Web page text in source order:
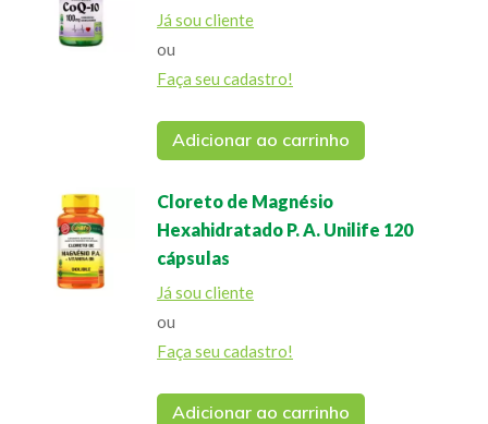
Já sou cliente
ou
Faça seu cadastro!
Adicionar ao carrinho
Cloreto de Magnésio
Hexahidratado P. A. Unilife 120
cápsulas
Já sou cliente
ou
Faça seu cadastro!
Adicionar ao carrinho